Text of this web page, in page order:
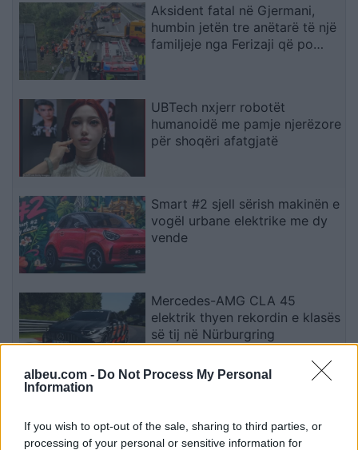
albeu.com - Do Not Process My Personal
Information
If you wish to opt-out of the sale, sharing to third parties, or
processing of your personal or sensitive information for
Aksident fatal në Gjermani,
humbin jetën tre anëtarë të një
familjeje nga Ferizaji që po
UBTech nxjerr robotët
humanoidë me pamje njerëzore
për shoqëri afatgjatë
Smart #2 sjell sërish makinën e
vogël urbane elektrike me dy
vende
Mercedes-AMG CLA 45
elektrik thyen rekordin e klasës
së tij në Nürburgring
në motin hapësinor dhe Tokë